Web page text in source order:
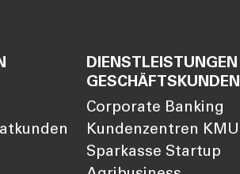
DIENSTLEISTUNGEN
GESCHÄFTSKUNDEN
Corporate Banking
Kundenzentren KMU
Sparkasse Startup